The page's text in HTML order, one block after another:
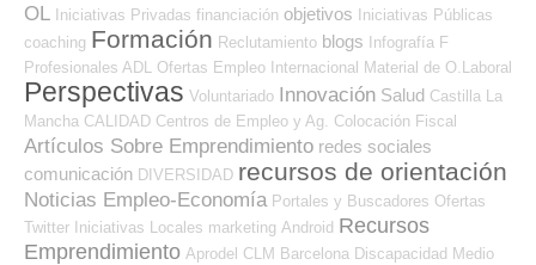
OL Iniciativas Privadas financiación objetivos Iniciativas Públicas
coaching Formación Reclutamiento blogs Infografía F
Profesionales ADL
Ofertas Empleo Internacional Material de O.Laboral
Perspectivas Voluntariado Innovación Salud Castilla La
Mancha CALIDAD Centros de Empleo y Ag. Colocación Fiscal
Artículos Sobre Emprendimiento redes sociales
comunicación DIVERSIDAD recursos de orientación
Noticias Empleo-Economía Portales y Buscadores Ofertas
Twitter Iniciativas Locales marketing Android Recursos
Emprendimiento Aprodel CLM Barcelona Discapacidad Medio